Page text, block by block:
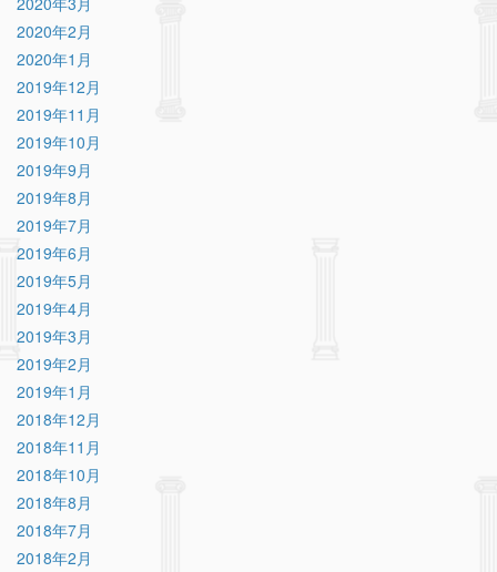
2020年2月
2020年1月
2019年12月
2019年11月
2019年10月
2019年9月
2019年8月
2019年7月
2019年6月
2019年5月
2019年4月
2019年3月
2019年2月
2019年1月
2018年12月
2018年11月
2018年10月
2018年8月
2018年7月
2018年2月